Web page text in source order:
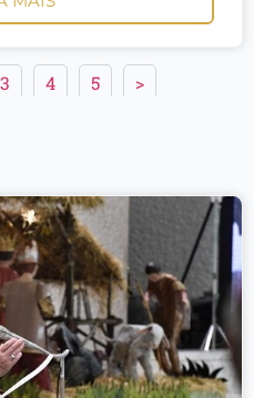
3 4 5 >